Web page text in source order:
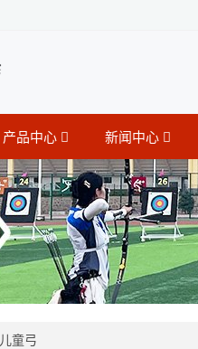
产品中心 新闻中心
儿童弓